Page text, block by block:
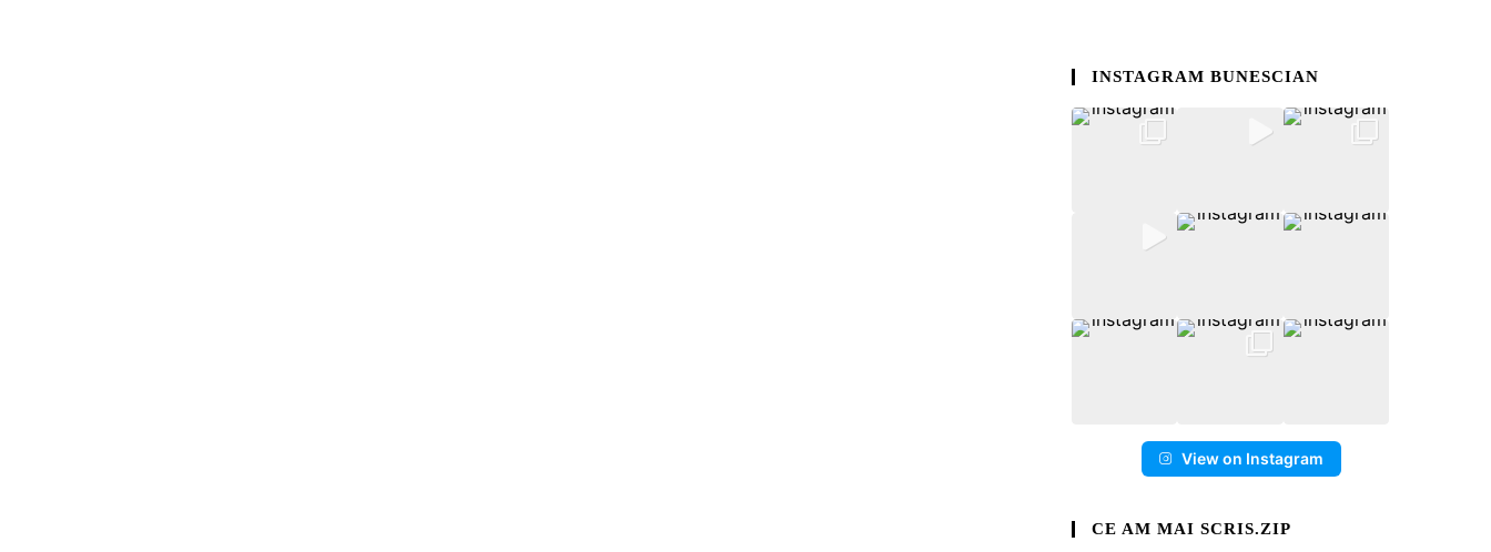
INSTAGRAM BUNESCIAN
View on Instagram
CE AM MAI SCRIS.ZIP